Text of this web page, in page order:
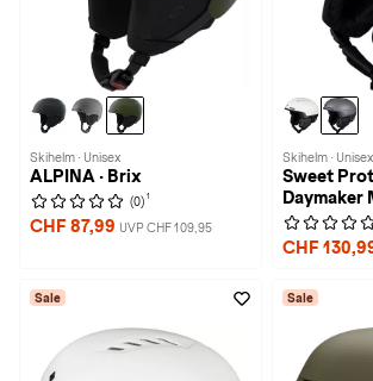
Skihelm · Unisex
ALPINA · Brix
(0) 1
CHF 87,99 UVP CHF 109,95
Skihelm · Unisex
Sweet
Daymaker
CHF
Sale Sale